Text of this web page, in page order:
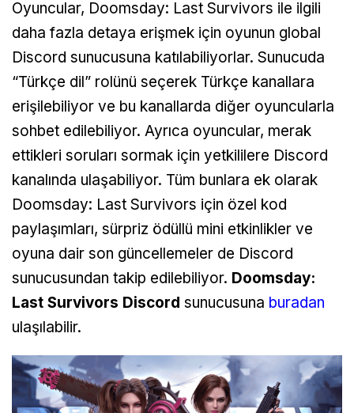
Oyuncular, Doomsday: Last Survivors ile ilgili
daha fazla detaya erişmek için oyunun global
Discord sunucusuna katılabiliyorlar. Sunucuda
“Türkçe dil” rolünü seçerek Türkçe kanallara
erişilebiliyor ve bu kanallarda diğer oyuncularla
sohbet edilebiliyor. Ayrıca oyuncular, merak
ettikleri soruları sormak için yetkililere Discord
kanalında ulaşabiliyor. Tüm bunlara ek olarak
Doomsday: Last Survivors için özel kod
paylaşımları, sürpriz ödüllü mini etkinlikler ve
oyuna dair son güncellemeler de Discord
sunucusundan takip edilebiliyor. Doomsday:
Last Survivors Discord sunucusuna buradan
ulaşılabilir.